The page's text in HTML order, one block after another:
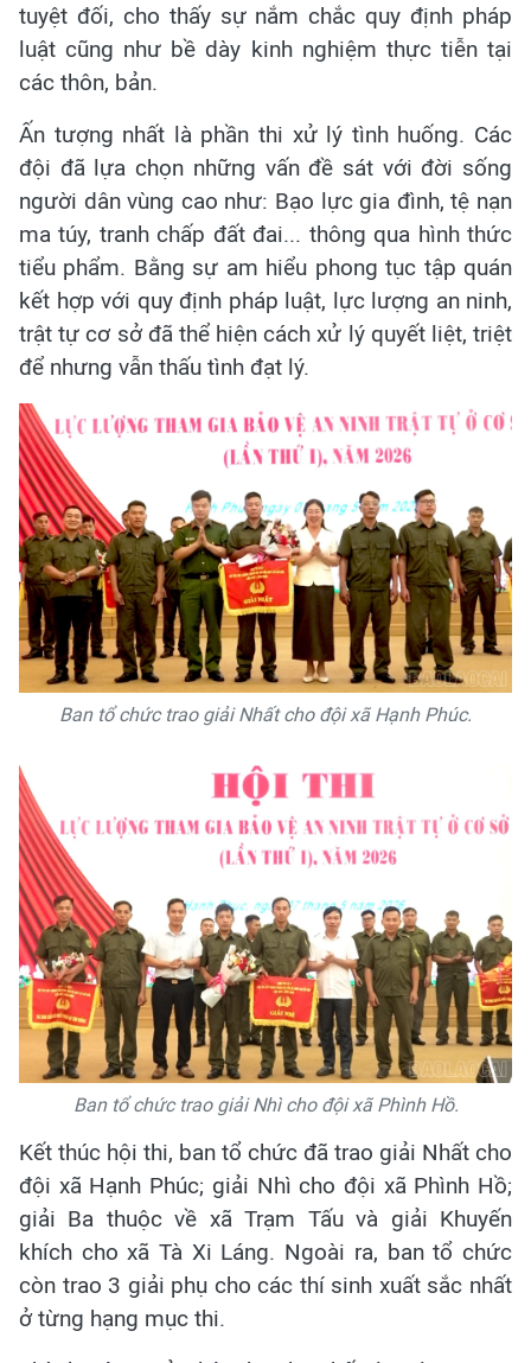
tuyệt đối, cho thấy sự nắm chắc quy định pháp
luật cũng như bề dày kinh nghiệm thực tiễn tại
các thôn, bản.
Ấn tượng nhất là phần thi xử lý tình huống. Các
đội đã lựa chọn những vấn đề sát với đời sống
người dân vùng cao như: Bạo lực gia đình, tệ nạn
ma túy, tranh chấp đất đai... thông qua hình thức
tiểu phẩm. Bằng sự am hiểu phong tục tập quán
kết hợp với quy định pháp luật, lực lượng an ninh,
trật tự cơ sở đã thể hiện cách xử lý quyết liệt, triệt
để nhưng vẫn thấu tình đạt lý.
Ban tổ chức trao giải Nhất cho đội xã Hạnh Phúc.
Ban tổ chức trao giải Nhì cho đội xã Phình Hồ.
Kết thúc hội thi, ban tổ chức đã trao giải Nhất cho
đội xã Hạnh Phúc; giải Nhì cho đội xã Phình Hồ;
giải Ba thuộc về xã Trạm Tấu và giải Khuyến
khích cho xã Tà Xi Láng. Ngoài ra, ban tổ chức
còn trao 3 giải phụ cho các thí sinh xuất sắc nhất
ở từng hạng mục thi.